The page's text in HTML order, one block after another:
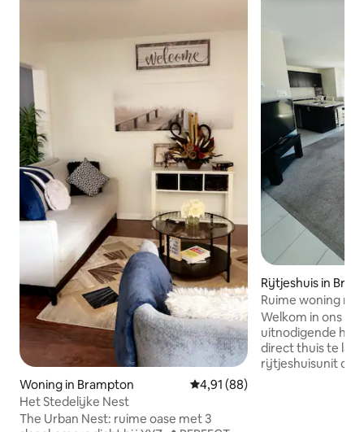
Woning in Brampton Gemiddelde beoordeling van
4,91 (88)
Het Stedelijke Nest
The Urban Nest: ruime oase met 3
Rijtjeshuis in
Ruime woning
badkamers, 2
tuin, snelle wifi
Welkom in ons
uitnodigende
direct thuis te
rijtjeshuisunit op